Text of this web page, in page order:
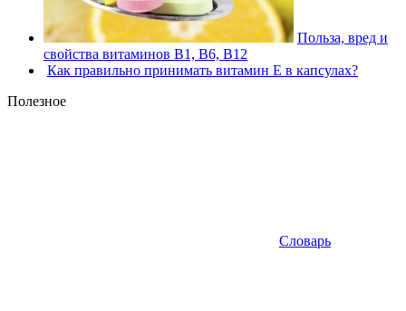
Польза, вред и
свойства витаминов В1, В6, В12
Как правильно принимать витамин Е в капсулах?
Полезное
Словарь